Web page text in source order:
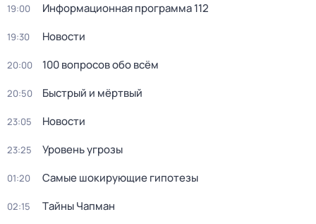
19:00 Информационная программа 112
19:30 Новости
20:00 100 вопросов обо всём
20:50 Быстpый и мёpтвый
23:05 Новости
23:25 Уровень угрозы
01:20 Самые шoкиpующие гипотезы
02:15 Тaйны Чапман